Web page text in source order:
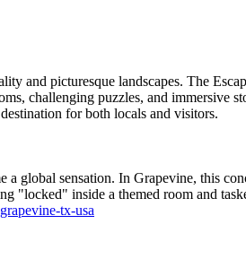
and picturesque landscapes. The
challenging puzzles, and
for both locals and visitors.
global sensation. In Grapevine, this
"locked" inside a themed room and
tx-usa